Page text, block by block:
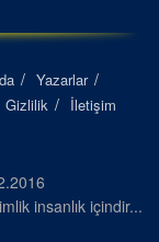
Yazarlar
Gizlilik İletişim
insanlık içindir...